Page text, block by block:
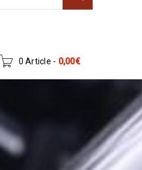
0 Article - 0,00€